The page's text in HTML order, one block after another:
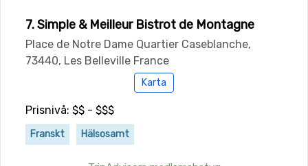
7. Simple & Meilleur Bistrot de Montagne
Place de Notre Dame Quartier Caseblanche,
73440, Les Belleville France
Karta
Prisnivå: $$ - $$$
Franskt Hälsosamt